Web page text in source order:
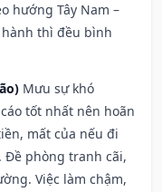
hướng Tây Nam –
thì đều bình
Mưu sự khó
tốt nhất nên hoãn
mất của nếu đi
phòng tranh cãi,
Việc làm chậm,